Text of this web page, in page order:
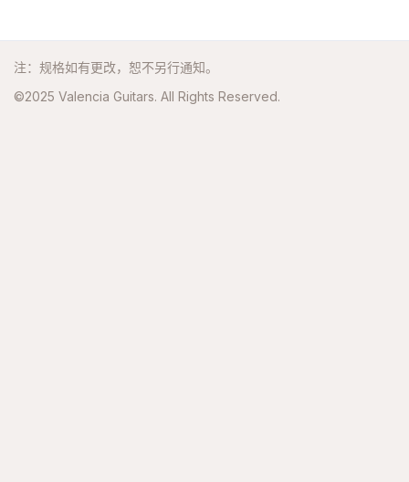
注：规格如有更改，恕不另行通知。
©2025 Valencia Guitars. All Rights Reserved.